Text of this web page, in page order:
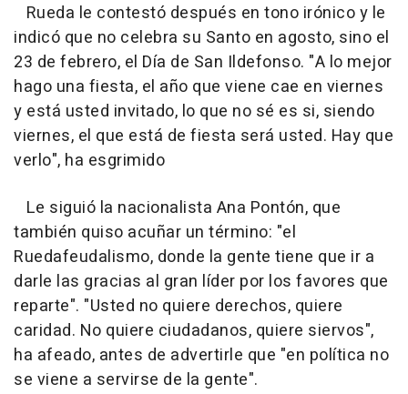
Rueda le contestó después en tono irónico y le
indicó que no celebra su Santo en agosto, sino el
23 de febrero, el Día de San Ildefonso. "A lo mejor
hago una fiesta, el año que viene cae en viernes
y está usted invitado, lo que no sé es si, siendo
viernes, el que está de fiesta será usted. Hay que
verlo", ha esgrimido
Le siguió la nacionalista Ana Pontón, que
también quiso acuñar un término: "el
Ruedafeudalismo, donde la gente tiene que ir a
darle las gracias al gran líder por los favores que
reparte". "Usted no quiere derechos, quiere
caridad. No quiere ciudadanos, quiere siervos",
ha afeado, antes de advertirle que "en política no
se viene a servirse de la gente".